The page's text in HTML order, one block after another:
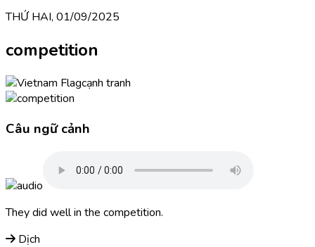
THỨ HAI, 01/09/2025
competition
cạnh tranh
Câu ngữ cảnh
They did well in the competition.
Dịch